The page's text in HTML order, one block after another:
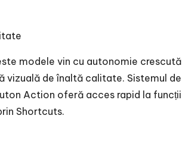
modele vin cu autonomie crescută
vizuală de înaltă calitate. Sistemul de
Action oferă acces rapid la funcții
Shortcuts.